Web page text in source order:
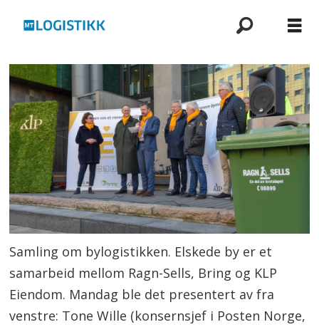
Samling om bylogistikken. Elskede by er et
samarbeid mellom Ragn-Sells, Bring og KLP
Eiendom. Mandag ble det presentert av fra
venstre: Tone Wille (konsernsjef i Posten Norge,